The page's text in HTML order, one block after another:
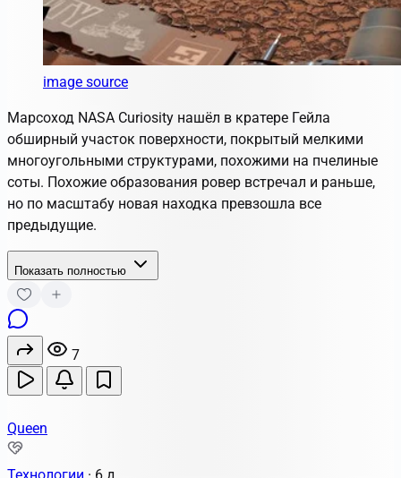
image source
Марсоход NASA Curiosity нашёл в кратере Гейла
обширный участок поверхности, покрытый мелкими
многоугольными структурами, похожими на пчелиные
соты. Похожие образования ровер встречал и раньше,
но по масштабу новая находка превзошла все
предыдущие.
Показать полностью
7
Queen